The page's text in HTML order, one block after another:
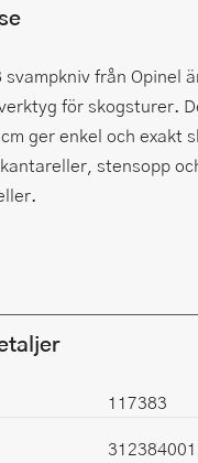
svampkniv från Opinel
för skogsturer.
ger enkel och exakt
stensopp
117383